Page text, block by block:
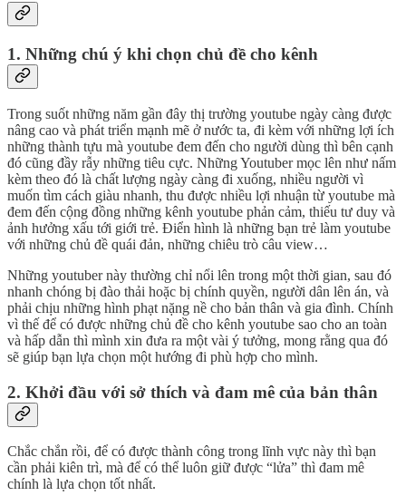
1. Những chú ý khi chọn chủ đề cho kênh
Trong suốt những năm gần đây thị trường youtube ngày càng được
nâng cao và phát triển mạnh mẽ ở nước ta, đi kèm với những lợi ích
những thành tựu mà youtube đem đến cho người dùng thì bên cạnh
đó cũng đầy rẫy những tiêu cực. Những Youtuber mọc lên như nấm
kèm theo đó là chất lượng ngày càng đi xuống, nhiều người vì
muốn tìm cách giàu nhanh, thu được nhiều lợi nhuận từ youtube mà
đem đến cộng đồng những kênh youtube phản cảm, thiếu tư duy và
ảnh hưởng xấu tới giới trẻ. Điển hình là những bạn trẻ làm youtube
với những chủ đề quái đản, những chiêu trò câu view…
Những youtuber này thường chỉ nổi lên trong một thời gian, sau đó
nhanh chóng bị đào thải hoặc bị chính quyền, người dân lên án, và
phải chịu những hình phạt nặng nề cho bản thân và gia đình. Chính
vì thế để có được những chủ đề cho kênh youtube sao cho an toàn
và hấp dẫn thì mình xin đưa ra một vài ý tưởng, mong rằng qua đó
sẽ giúp bạn lựa chọn một hướng đi phù hợp cho mình.
2. Khởi đầu với sở thích và đam mê của bản thân
Chắc chắn rồi, để có được thành công trong lĩnh vực này thì bạn
cần phải kiên trì, mà để có thể luôn giữ được “lửa” thì đam mê
chính là lựa chọn tốt nhất.